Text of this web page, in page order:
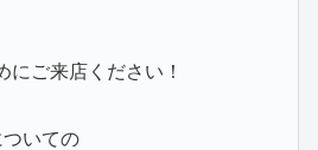
にご来店ください！
いての